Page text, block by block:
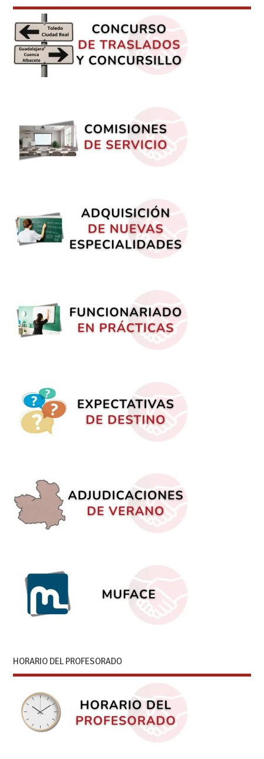
HORARIO DEL PROFESORADO